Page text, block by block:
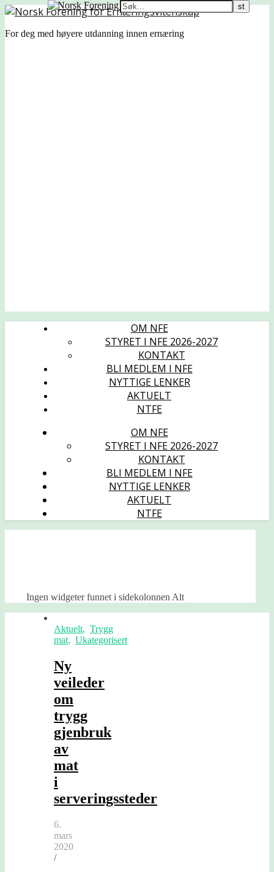
For deg med høyere utdanning innen ernæring
OM NFE
STYRET I NFE 2026-2027
KONTAKT
BLI MEDLEM I NFE
NYTTIGE LENKER
AKTUELT
NTFE
OM NFE
STYRET I NFE 2026-2027
KONTAKT
BLI MEDLEM I NFE
NYTTIGE LENKER
AKTUELT
NTFE
Ingen widgeter funnet i sidekolonnen Alt
Aktuelt, Trygg
mat, Ukategorisert
Ny
veileder
om
trygg
gjenbruk
av
mat
i
serveringssteder
6.
mars
2020
/